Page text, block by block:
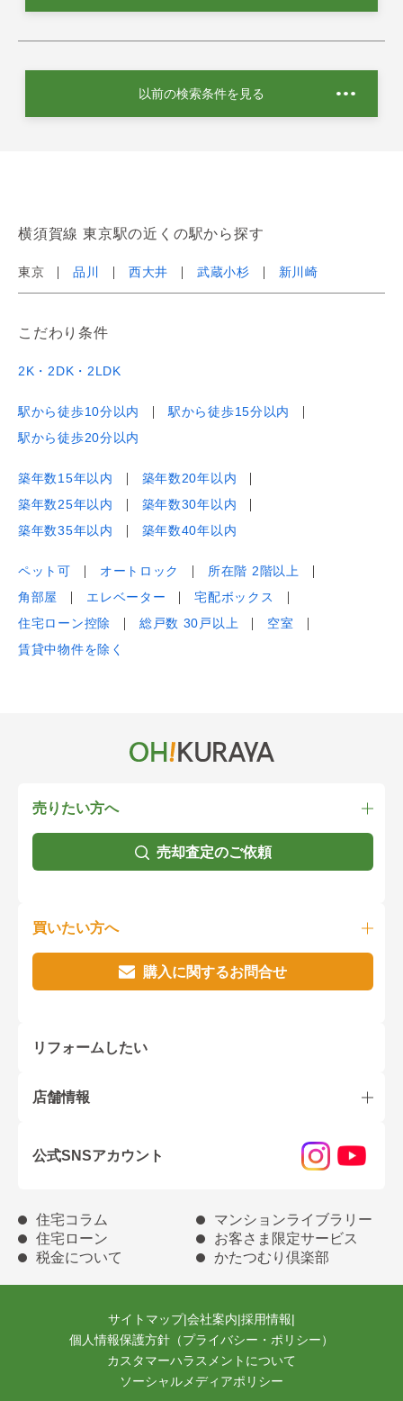
以前の検索条件を見る
横須賀線 東京駅の近くの駅から探す
東京 品川 西大井 武蔵小杉 新川崎
こだわり条件
2K・2DK・2LDK
駅から徒歩10分以内
駅から徒歩15分以内
駅から徒歩20分以内
築年数15年以内
築年数20年以内
築年数25年以内
築年数30年以内
築年数35年以内
築年数40年以内
ペット可 オートロック
所在階 2階以上
角部屋
エレベーター
宅配ボックス
住宅ローン控除
総戸数 30戸以上
空室
賃貸中物件を除く
売りたい方へ
売却査定のご依頼
買いたい方へ
購入に関するお問合せ
リフォームしたい
店舗情報
公式SNSアカウント
住宅コラム
マンションライブラリー
住宅ローン
お客さま限定サービス
税金について
かたつむり倶楽部
サイトマップ|会社案内|採用情報|
個人情報保護方針（プライバシー・ポリシー）
カスタマーハラスメントについて
ソーシャルメディアポリシー